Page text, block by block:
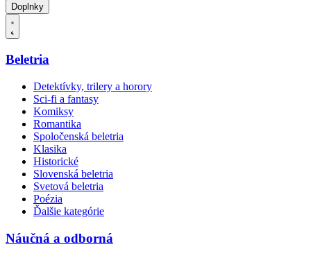
Doplnky
Beletria
Detektívky, trilery a horory
Sci-fi a fantasy
Komiksy
Romantika
Spoločenská beletria
Klasika
Historické
Slovenská beletria
Svetová beletria
Poézia
Ďalšie kategórie
Náučná a odborná